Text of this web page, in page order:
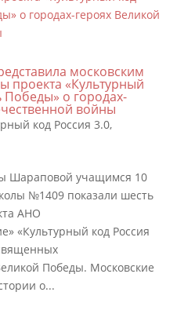
московским
проекта «Культурный
Победы» о городах-
войны
код Россия 3.0,
Шараповой учащимся 10
№1409 показали шесть
АНО
«Культурный код Россия
Победы. Московские
о...